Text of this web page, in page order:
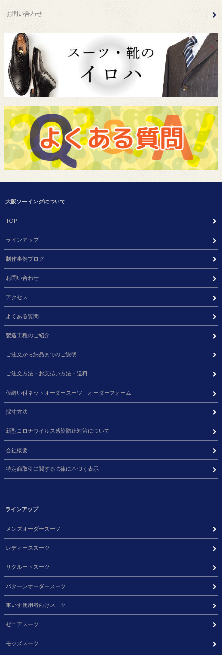
お問い合わせ
大阪ソーイングについて
TOP
ラインアップ
制作事例ブログ
お問い合わせ
アクセス
よくある質問
製造工程のご紹介
ご注文から納品までのご説明
ご注文方法・お支払い方法・送料
仮縫い付ネットオーダースーツ オーダーフォーム
採寸方法
新型コロナウイルス感染防止対策について
会社概要
特定商取引に関する法律に基づく表示
ラインアップ
メンズオーダースーツ
レディーススーツ
リクルートスーツ
パターンオーダースーツ
車いす使用者向けスーツ
ゼニアスーツ
モッズスーツ